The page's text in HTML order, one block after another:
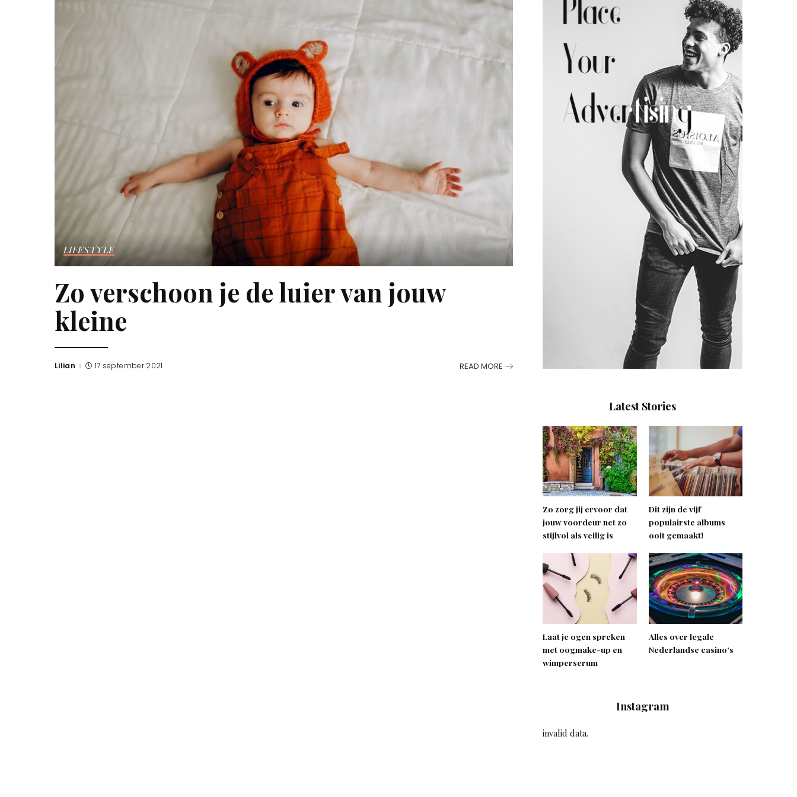
LIFESTYLE
Zo verschoon je de luier van jouw
kleine
Posted
Lilian 17 september 2021 READ MORE
Latest Stories
Zo zorg jij ervoor dat
jouw voordeur net zo
stijlvol als veilig is
Dit zijn de vijf
populairste albums
ooit gemaakt!
Laat je ogen spreken
met oogmake-up en
wimperserum
Alles over legale
Nederlandse casino’s
Instagram
invalid data.